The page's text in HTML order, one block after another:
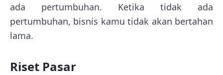
ada pertumbuhan. Ketika tidak ada
pertumbuhan, bisnis kamu tidak akan bertahan
lama.
Riset Pasar